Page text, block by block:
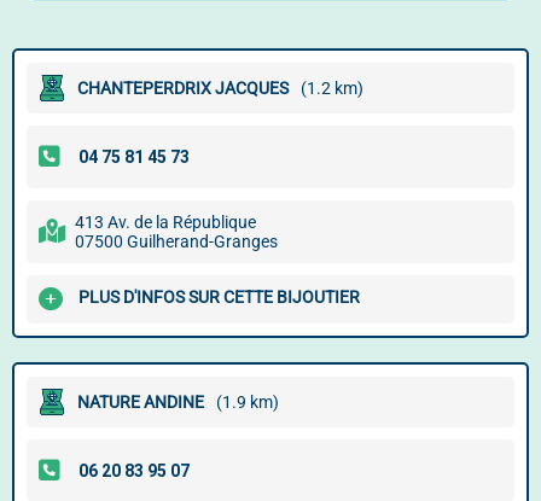
CHANTEPERDRIX JACQUES (1.2 km)
413 Av. de la République
07500 Guilherand-Granges
PLUS D'INFOS SUR CETTE BIJOUTIER
NATURE ANDINE (1.9 km)